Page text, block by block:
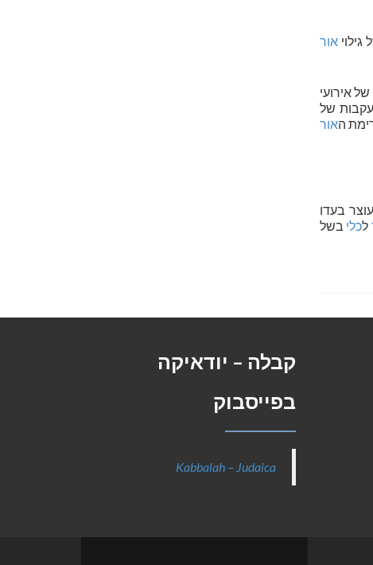
אור
אירועי
של
האור
בעדו
לכלי בשל
קבלה – יודאיקה
בפייסבוק
Kabbalah – Judaica